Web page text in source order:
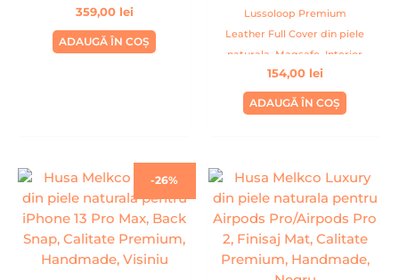
359,00 lei
ADAUGĂ ÎN COȘ
Lussoloop Premium
Leather Full Cover din piele
naturala, Magsafe, Interior
Din Microfibra, Handmade,
Albastru
154,00 lei
ADAUGĂ ÎN COȘ
-26%
Prețul
a
fost:
134,00 lei.
Prețul
este:
99,00 lei.